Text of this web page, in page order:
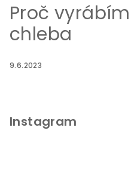
Proč
chleba
9.6.2023
Instagram